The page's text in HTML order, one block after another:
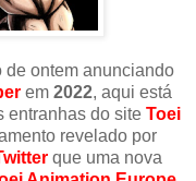
de ontem anunciando
em 2022, aqui está
entranhas do site Toei
revelado por
que uma nova